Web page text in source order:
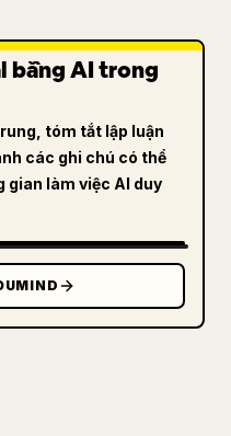
bằng AI trong
tóm tắt lập luận
các ghi chú có thể
gian làm việc AI duy